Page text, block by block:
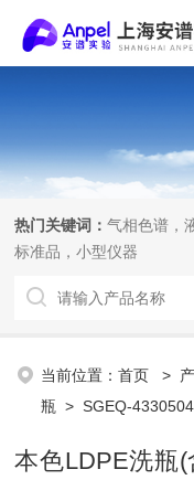
热门关键词：气相色谱，
标准品，小型仪器
当前位置：首页 >
瓶 > SGEQ-
本色LDPE洗瓶